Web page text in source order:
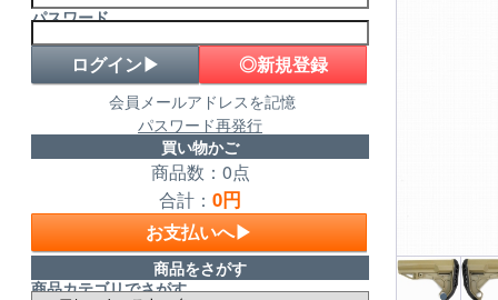
パスワード
◎新規登録
会員メールアドレスを記憶
パスワード再発行
買い物かご
商品数：0点
合計： 0円
お支払いへ▶
商品をさがす
商品カテゴリでさがす